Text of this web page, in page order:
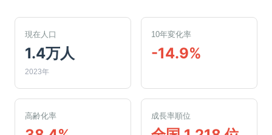
現在人口
1.4万人
2023年
10年変化率
-14.9%
高齢化率 成長率順位